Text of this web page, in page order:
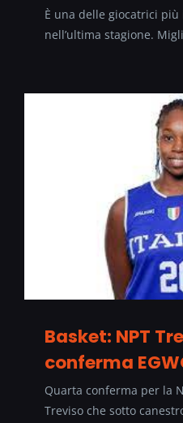
È una delle giocatrici
nell’ultima stagione.
Basket: NPT
conferma
Quarta conferma per la
Treviso che sotto